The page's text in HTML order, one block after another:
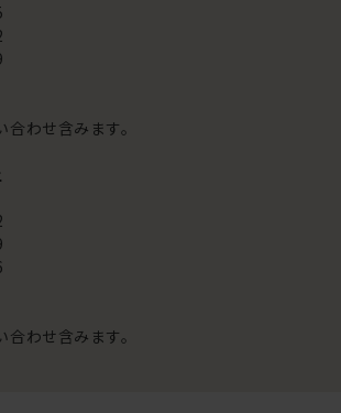
わせ含みます。
わせ含みます。